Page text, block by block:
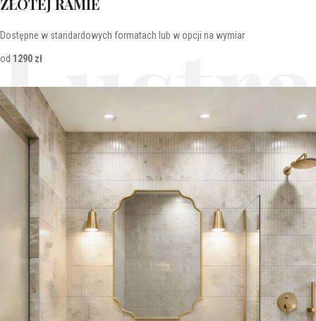
Dostępne w standardowych formatach lub w opcji na wymiar
od 1290 zł